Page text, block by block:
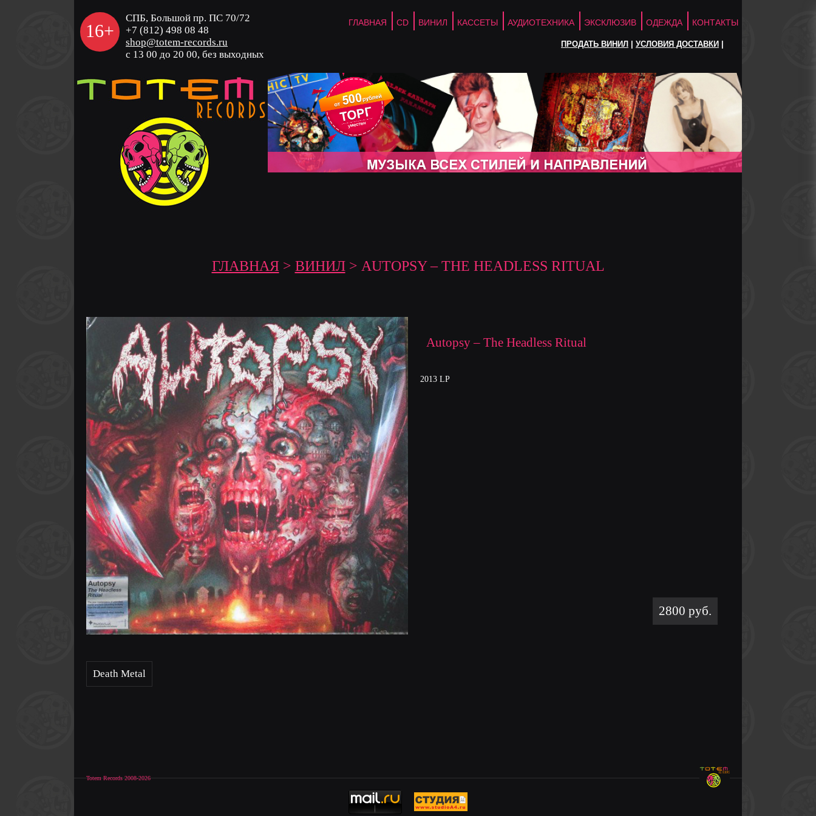
16+
СПБ, Большой пр. ПС 70/72
+7 (812) 498 08 48
shop@totem-records.ru
с 13 00 до 20 00, без выходных
ГЛАВНАЯ CD ВИНИЛ КАССЕТЫ АУДИОТЕХНИКА ЭКСКЛЮЗИВ ОДЕЖДА КОНТАКТЫ
ПРОДАТЬ ВИНИЛ УСЛОВИЯ ДОСТАВКИ
ГЛАВНАЯ> ВИНИЛ> AUTOPSY ‎– THE HEADLESS RITUAL
Autopsy ‎– The Headless Ritual
2013 LP
2800 руб.
Death Metal
Totem Records 2008-2026